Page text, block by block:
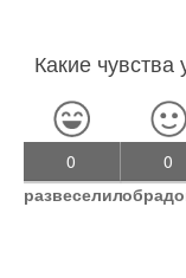
Какие
0
развеселил
0